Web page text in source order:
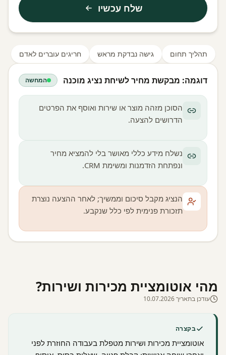
שלח עכשיו
תהליך תחום גישה נבדקת מראש חריגים עוברים לאדם
דוגמה: מבקשת מחיר לשיחת נציג מוכנה המחשה
הסוכן מזהה מוצר או שירות ואוסף את הפרטים
הדרושים להצעה.
נשלח מידע כללי מאושר בלי להמציא מחיר
ונפתחת הזדמנות ומשימת CRM.
הנציג מקבל סיכום וממשיך; לאחר ההצעה נוצרת
תזכורת פנימית לפי כלל שנקבע.
מהי אוטומציית מכירות ושירות?
עודכן בתאריך 10.07.2026
בקצרה
אוטומציית מכירות ושירות מטפלת בעבודה החוזרת לפני